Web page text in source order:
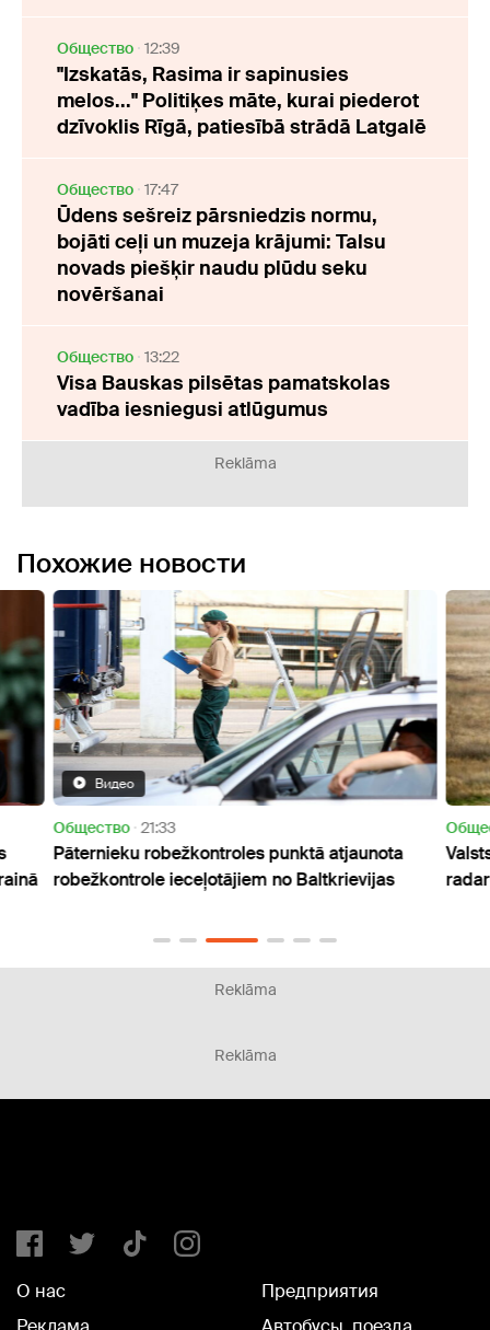
Oбщество 12:39
"Izskatās, Rasima ir sapinusies
melos..." Politiķes māte, kurai piederot
dzīvoklis Rīgā, patiesībā strādā Latgalē
Oбщество 17:47
Ūdens sešreiz pārsniedzis normu,
bojāti ceļi un muzeja krājumi: Talsu
novads piešķir naudu plūdu seku
novēršanai
Oбщество 13:22
Visa Bauskas pilsētas pamatskolas
vadība iesniegusi atlūgumus
Reklāma
Похожие новости
Видео
Oбщество 21:33
Pāternieku robežkontroles punktā atjaunota
robežkontrole ieceļotājiem no Baltkrievijas
Reklāma
Reklāma
О нас
Предприятия